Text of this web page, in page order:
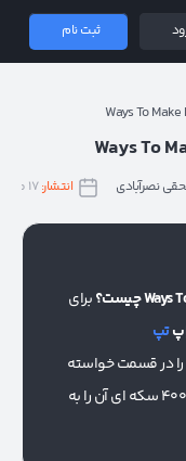
ثبت نام
نصرآبادی انتشار:۱۷ مرداد ۱۴۰۳
برای
تپ
را در قسمت خواسته
شده ربات وارد کنید تا بتوانید جایزه 400,000 سکه ای آن را به